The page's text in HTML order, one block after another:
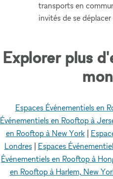
transports en
invités de se
Explorer plus
Espaces Événementiels en
Événementiels en Rooftop à
en Rooftop à New York|
Londres| Espaces
Événementiels en Rooftop à
en Rooftop à Harlem, New